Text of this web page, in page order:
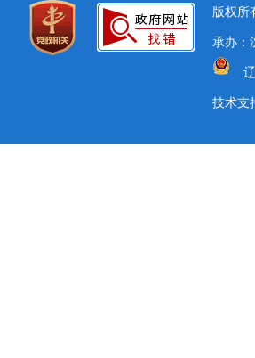
版权所
承办：
技术支